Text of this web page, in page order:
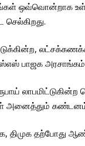
ஒவ்வொன்றாக
செல்கிறது.
பாஜக
அனைத்தும்
திமுக தற்போது